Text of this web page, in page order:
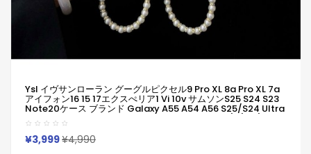
Ysl イヴサンローラン グーグルピクセル9 Pro XL 8a Pro XL 7a
アイフォン16 15 17エクスぺリア1 Vi 10v サムソンs25 S24 S23
Note20ケース ブランド Galaxy A55 A54 A56 S25/S24 Ultra
ケースYsl イヴサンローランピクセル 8a Pro 7a 6/7/6a/9a ブ
ランドケース
¥3,999¥4,990